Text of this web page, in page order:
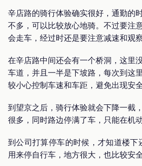
辛店路的骑行体验确实很好，通勤的
不多，可以比较放心地骑。不过要注
会走车，经过时还是要注意减速和观察
在辛店路中间还会有一个桥洞，这里
车道，并且一半是下坡路，每次到这
较小心控制车速和车距，避免出现安全
到望京之后，骑行体验就会下降一截
很多，同时路边停满了车，只能在机
到公司打算停车的时候，才知道楼下
用来停自行车，地方很大，也比较安全